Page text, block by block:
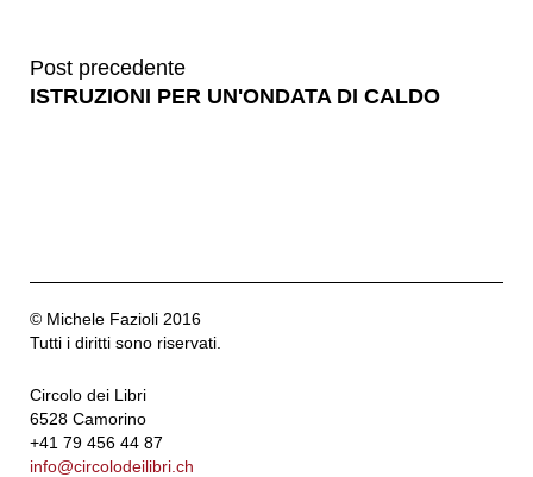
Post precedente
ISTRUZIONI PER UN'ONDATA DI CALDO
© Michele Fazioli 2016
Tutti i diritti sono riservati.
Circolo dei Libri
6528 Camorino
+41 79 456 44 87
info@circolodeilibri.ch